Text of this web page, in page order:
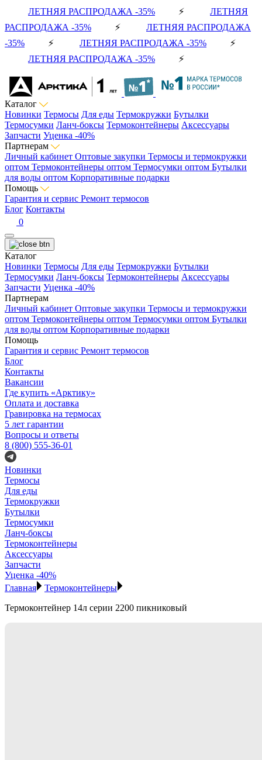
ЛЕТНЯЯ РАСПРОДАЖА -35% ⚡ ЛЕТНЯЯ
РАСПРОДАЖА -35% ⚡ ЛЕТНЯЯ РАСПРОДАЖА
-35% ⚡ ЛЕТНЯЯ РАСПРОДАЖА -35% ⚡
ЛЕТНЯЯ РАСПРОДАЖА -35% ⚡
Каталог
Новинки Термосы Для еды Термокружки Бутылки
Термосумки Ланч-боксы Термоконтейнеры Аксессуары
Запчасти Уценка -40%
Партнерам
Личный кабинет Оптовые закупки Термосы и термокружки
оптом Термоконтейнеры оптом Термосумки оптом Бутылки
для воды оптом Корпоративные подарки
Помощь
Гарантия и сервис Ремонт термосов
Блог Контакты
0
Каталог
Новинки Термосы Для еды Термокружки Бутылки
Термосумки Ланч-боксы Термоконтейнеры Аксессуары
Запчасти Уценка -40%
Партнерам
Личный кабинет Оптовые закупки Термосы и термокружки
оптом Термоконтейнеры оптом Термосумки оптом Бутылки
для воды оптом Корпоративные подарки
Помощь
Гарантия и сервис Ремонт термосов
Блог
Контакты
Вакансии
Где купить «Арктику»
Оплата и доставка
Гравировка на термосах
5 лет гарантии
Вопросы и ответы
8 (800) 555-36-01
Новинки
Термосы
Для еды
Термокружки
Бутылки
Термосумки
Ланч-боксы
Термоконтейнеры
Аксессуары
Запчасти
Уценка -40%
Главная
Термоконтейнеры
Термоконтейнер 14л серии 2200 пикниковый